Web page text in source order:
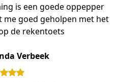
is een goede oppepper
goed geholpen met het
de rekentoets
Verbeek